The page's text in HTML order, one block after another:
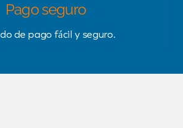
Pago seguro
de pago fácil y seguro.